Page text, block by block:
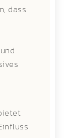
dass